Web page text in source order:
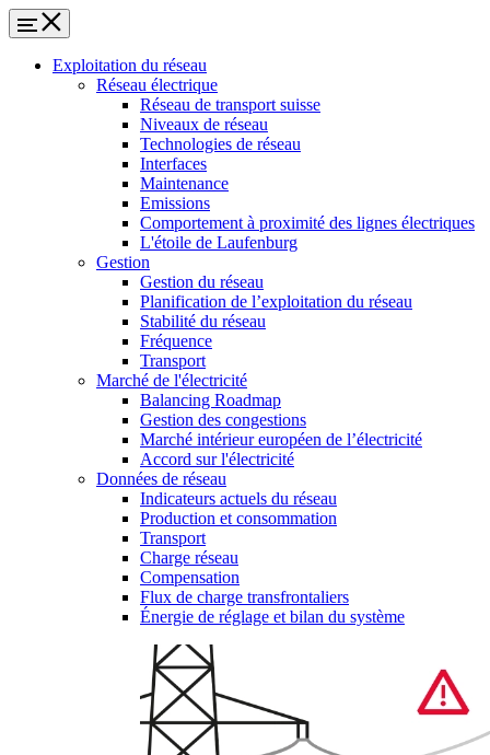
Exploitation du réseau
Réseau électrique
Réseau de transport suisse
Niveaux de réseau
Technologies de réseau
Interfaces
Maintenance
Emissions
Comportement à proximité des lignes électriques
L'étoile de Laufenburg
Gestion
Gestion du réseau
Planification de l’exploitation du réseau
Stabilité du réseau
Fréquence
Transport
Marché de l'électricité
Balancing Roadmap
Gestion des congestions
Marché intérieur européen de l’électricité
Accord sur l'électricité
Données de réseau
Indicateurs actuels du réseau
Production et consommation
Transport
Charge réseau
Compensation
Flux de charge transfrontaliers
Énergie de réglage et bilan du système